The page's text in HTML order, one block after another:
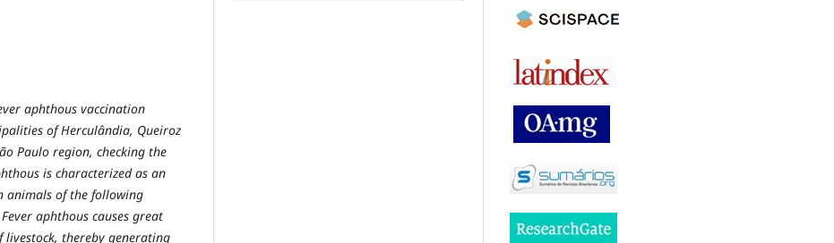
aphthous vaccination
of Herculândia, Queiroz
Paulo region, checking the
is characterized as an
animals of the following
aphthous causes great
livestock, thereby generating